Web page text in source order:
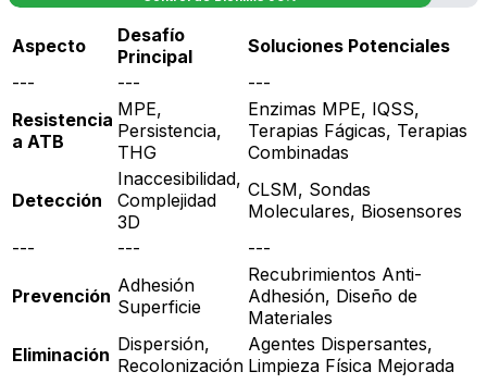
Aspecto
Desafío
Principal
Soluciones Potenciales
---
---
---
Resistencia
a ATB
MPE,
Persistencia,
THG
Enzimas MPE, IQSS,
Terapias Fágicas, Terapias
Combinadas
Detección
Inaccesibilidad,
Complejidad
3D
CLSM, Sondas
Moleculares, Biosensores
---
--- ---
Prevención Adhesión
Superficie
Recubrimientos Anti-
Adhesión, Diseño de
Materiales
Eliminación Dispersión,
Recolonización
Agentes Dispersantes,
Limpieza Física Mejorada